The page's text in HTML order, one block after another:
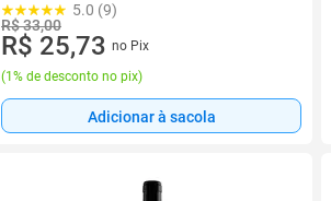
5.0 (9)
R$ 33,00
R$ 25,73 no Pix
(1% de desconto no pix)
Adicionar à sacola